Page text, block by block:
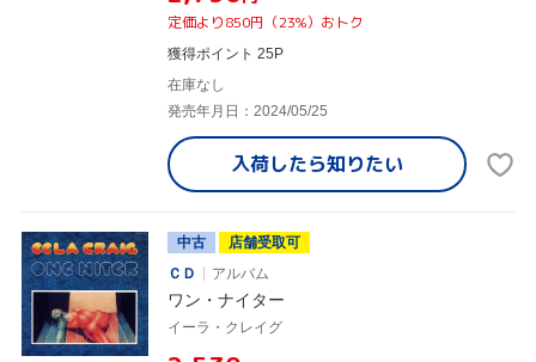
定価より850円（23%）おトク
獲得ポイント 25P
在庫なし
発売年月日：2024/05/25
入荷したら知りたい
中古
店舗受取可
ＣＤ
アルバム
ワン・ナイター
イーラ・クレイグ